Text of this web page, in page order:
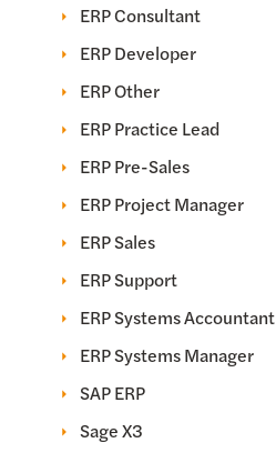
ERP Consultant
ERP Developer
ERP Other
ERP Practice Lead
ERP Pre-Sales
ERP Project Manager
ERP Sales
ERP Support
ERP Systems Accountant
ERP Systems Manager
SAP ERP
Sage X3